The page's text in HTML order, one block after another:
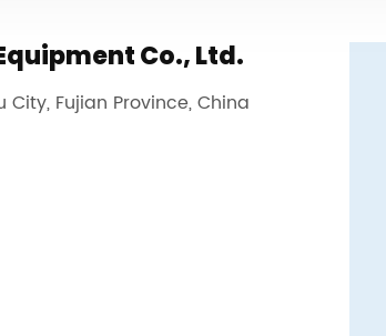
Co., Ltd.
City, Fujian Province, China